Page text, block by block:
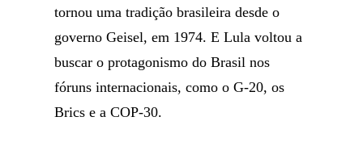
tornou uma tradição brasileira desde o
governo Geisel, em 1974. E Lula voltou a
buscar o protagonismo do Brasil nos
fóruns internacionais, como o G-20, os
Brics e a COP-30.